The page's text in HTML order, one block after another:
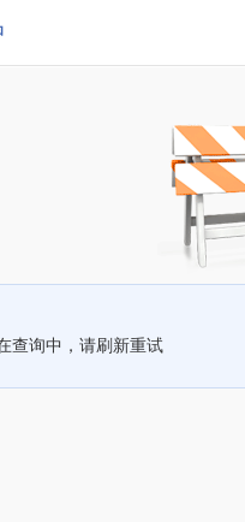
查询中，请刷新重试